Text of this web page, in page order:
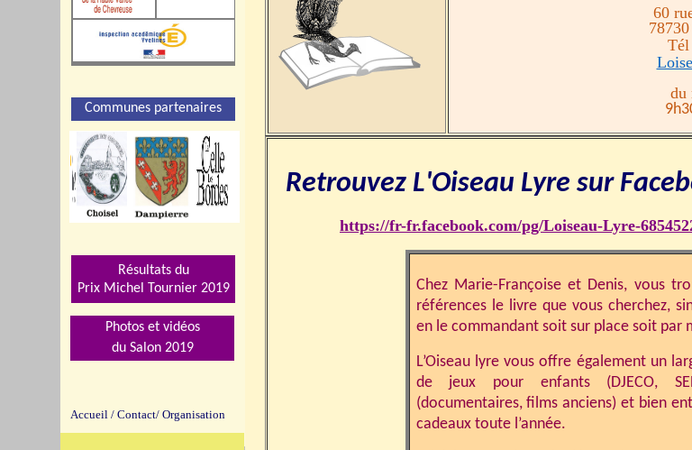
60
Tél
du
Retrouvez L'Oiseau Lyre sur
https://fr-fr.facebook.com/pg/Loiseau-Lyre-
Chez Marie-Françoise et Denis, vous
références le livre que vous cherchez,
en le commandant soit sur place soit par
L’Oiseau lyre vous offre également un
de jeux pour enfants (DJECO,
(documentaires, films anciens) et bien
cadeaux toute l’année.
Accueil / Contact/ Organisation
Communes partenaires
Photos et vidéos
du Salon 2019
Résultats du
Prix Michel Tournier 2019